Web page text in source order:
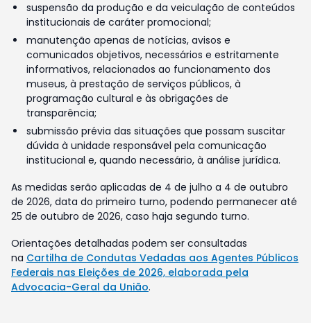
suspensão da produção e da veiculação de conteúdos
institucionais de caráter promocional;
manutenção apenas de notícias, avisos e
comunicados objetivos, necessários e estritamente
informativos, relacionados ao funcionamento dos
museus, à prestação de serviços públicos, à
programação cultural e às obrigações de
transparência;
submissão prévia das situações que possam suscitar
dúvida à unidade responsável pela comunicação
institucional e, quando necessário, à análise jurídica.
As medidas serão aplicadas de 4 de julho a 4 de outubro
de 2026, data do primeiro turno, podendo permanecer até
25 de outubro de 2026, caso haja segundo turno.
Orientações detalhadas podem ser consultadas
na Cartilha de Condutas Vedadas aos Agentes Públicos
Federais nas Eleições de 2026, elaborada pela
Advocacia-Geral da União.